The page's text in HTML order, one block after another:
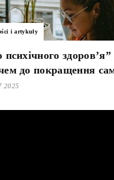
i artykuły
до покращення